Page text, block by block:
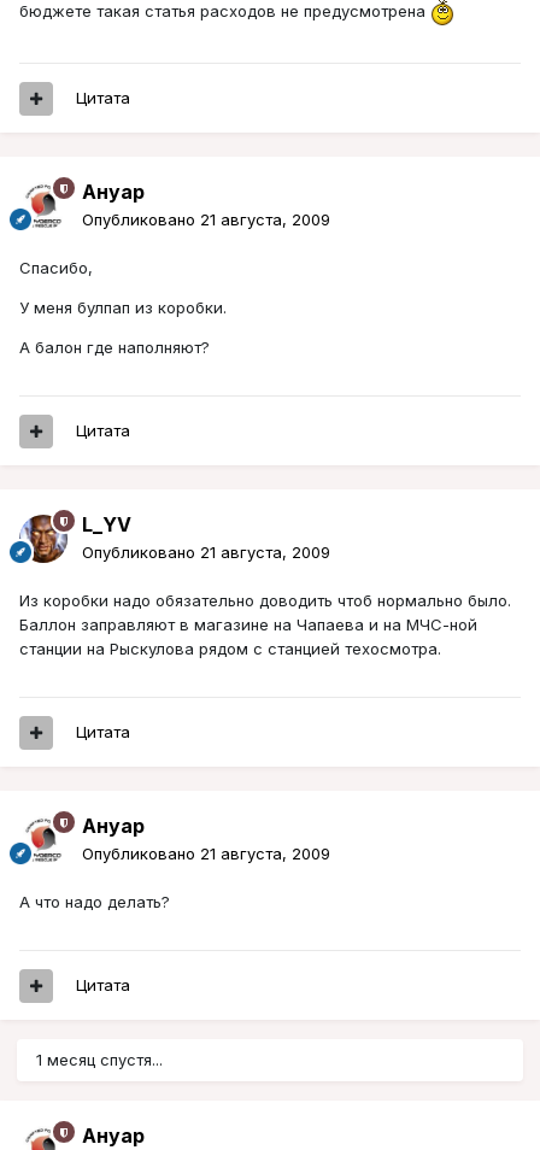
бюджете такая статья расходов не предусмотрена
Цитата
Ануар
Опубликовано 21 августа, 2009
Спасибо,
У меня булпап из коробки.
А балон где наполняют?
Цитата
L_YV
Опубликовано 21 августа, 2009
Из коробки надо обязательно доводить чтоб нормально было.
Баллон заправляют в магазине на Чапаева и на МЧС-ной
станции на Рыскулова рядом с станцией техосмотра.
Цитата
Ануар
Опубликовано 21 августа, 2009
А что надо делать?
Цитата
1 месяц спустя...
Ануар